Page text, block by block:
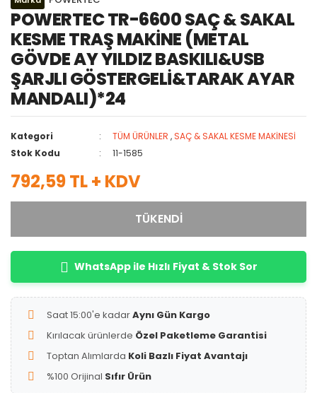
POWERTEC TR-6600 SAÇ & SAKAL
KESME TRAŞ MAKİNE (METAL
GÖVDE AY YILDIZ BASKILI&USB
ŞARJLI GÖSTERGELİ&TARAK AYAR
MANDALI)*24
Kategori TÜM ÜRÜNLER ,SAÇ & SAKAL KESME MAKİNESİ
Stok Kodu
11-1585
792,59 TL + KDV
TÜKENDİ
WhatsApp ile Hızlı Fiyat & Stok Sor
Saat 15:00'e kadarAynı Gün Kargo
Kırılacak ürünlerde Özel Paketleme Garantisi
Toptan Alımlarda Koli Bazlı Fiyat Avantajı
%100 Orijinal Sıfır Ürün